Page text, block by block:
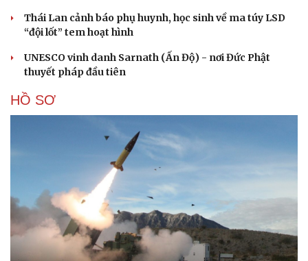
Thái Lan cảnh báo phụ huynh, học sinh về ma túy LSD
“đội lốt” tem hoạt hình
UNESCO vinh danh Sarnath (Ấn Độ) - nơi Đức Phật
thuyết pháp đầu tiên
HỒ SƠ